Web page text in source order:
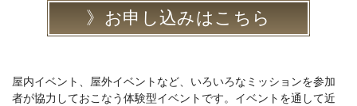
お申し込みはこちら
屋内イベント、屋外イベントなど、いろいろなミッションを参加
者が協力しておこなう体験型イベントです。イベントを通して近